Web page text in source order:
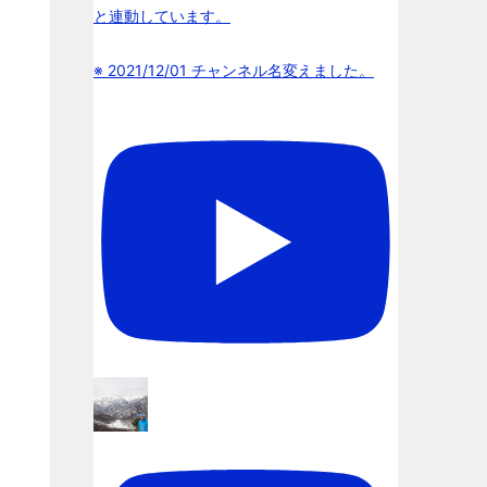
と連動しています。
※ 2021/12/01 チャンネル名変えました。